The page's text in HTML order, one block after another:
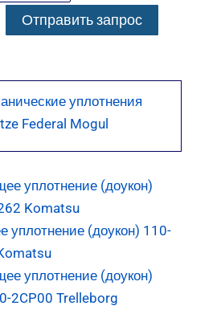
Отправить запрос
уплотнения
Federal Mogul
уплотнение (доукон) 110-